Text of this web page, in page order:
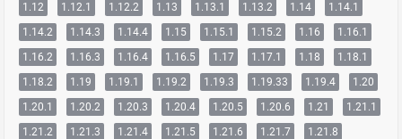
1.12
1.12.1 1.12.2 1.13 1.13.1 1.13.2 1.14
1.14.1
1.14.2
1.14.3 1.14.4 1.15 1.15.1 1.15.2 1.16
1.16.1
1.16.2
1.16.3 1.16.4 1.16.5 1.17 1.17.1 1.18
1.18.1
1.18.2
1.19 1.19.1 1.19.2 1.19.3 1.19.33 1.19.4
1.20
1.20.1
1.20.2 1.20.3 1.20.4 1.20.5 1.20.6 1.21
1.21.1
1.21.2
1.21.3 1.21.4 1.21.5 1.21.6 1.21.7
1.21.8